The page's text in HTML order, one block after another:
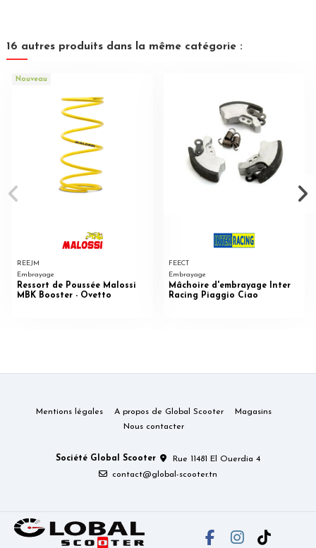
16 autres produits dans la même catégorie :
Nouveau
REEJM
Embrayage
Ressort de Poussée Malossi
MBK Booster - Ovetto
FEECT
Embrayage
Mâchoire d'embrayage Inter
Racing Piaggio Ciao
Mentions légales A propos de Global Scooter
Magasins
Nous contacter
Société Global Scooter
Rue 11481 El Ouerdia 4
contact@global-scooter.tn